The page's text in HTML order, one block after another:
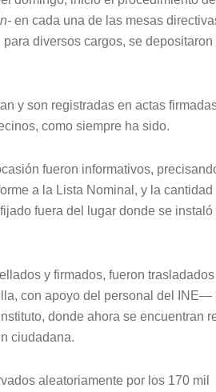
en cada una de las mesas
diversos cargos, se depositaron
y son registradas en actas
como siempre ha sido.
fueron informativos,
a la Lista Nominal, y la
fuera del lugar donde se
y firmados, fueron
con apoyo del personal del INE—
donde ahora se encuentran
ciudadana.
aleatoriamente por los 170 mil